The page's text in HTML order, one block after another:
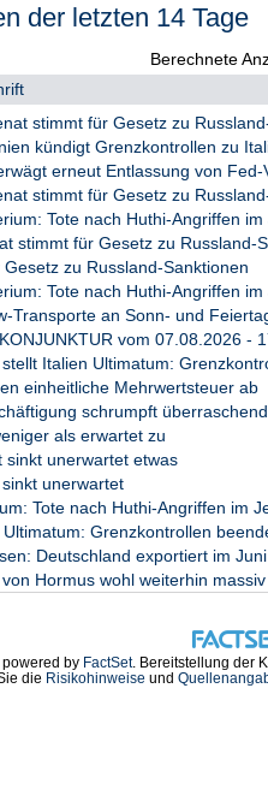
der letzten 14 Tage
Berechnete
stimmt für Gesetz zu
kündigt Grenzkontrollen zu
erneut Entlassung von Fed-
stimmt für Gesetz zu
Tote nach Huthi-Angriffen im
stimmt für Gesetz zu Russland-
zu Russland-Sanktionen
Tote nach Huthi-Angriffen im
Transporte an Sonn- und
vom 07.08.2026 -
Italien Ultimatum:
einheitliche Mehrwertsteuer ab
schrumpft überraschend
als erwartet zu
sinkt unerwartet etwas
unerwartet
Tote nach Huthi-Angriffen im
Grenzkontrollen
Deutschland exportiert im Juni
Hormus wohl weiterhin massiv
by FactSet. Bereitstellung der
die Risikohinweise und